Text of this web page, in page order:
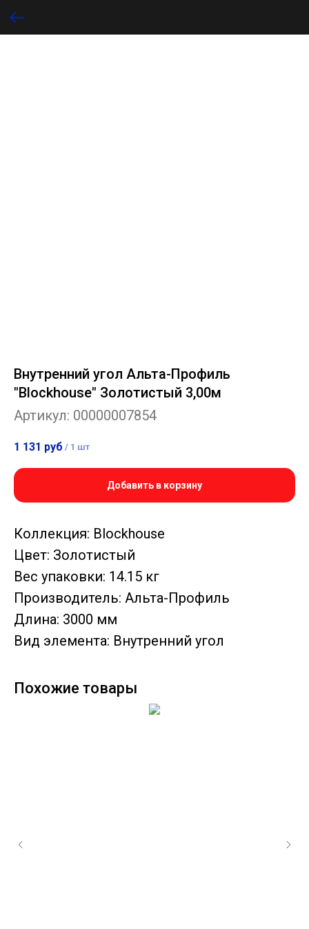
Внутренний угол Альта-Профиль
"Blockhouse" Золотистый 3,00м
Артикул: 00000007854
1 131 руб / 1 шт
Добавить в корзину
Коллекция: Blockhouse
Цвет: Золотистый
Вес упаковки: 14.15 кг
Производитель: Альта-Профиль
Длина: 3000 мм
Вид элемента: Внутренний угол
Похожие товары